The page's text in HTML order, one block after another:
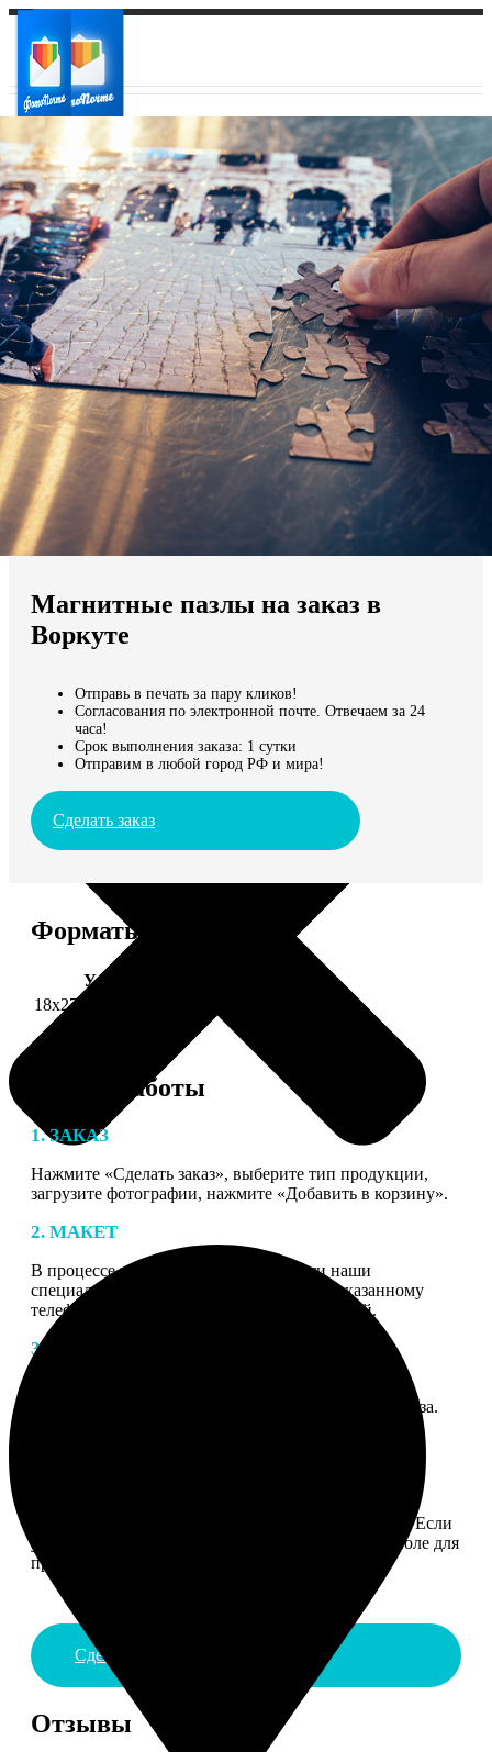
Ваш город:
Ваш регион доставки
Выберите из списка:
Мы доставляем по всему миру
Продолжить без города
Магнитные пазлы на заказ в
Воркуте
Отправь в печать за пару кликов!
Согласования по электронной почте. Отвечаем за 24
часа!
Срок выполнения заказа: 1 сутки
Отправим в любой город РФ и мира!
Сделать заказ
Форматы и цены
Услуга
18х27 см 126 частей
Этапы работы
1. ЗАКАЗ
Нажмите «Сделать заказ», выберите тип продукции,
загрузите фотографии, нажмите «Добавить в корзину».
2. МАКЕТ
В процессе подготовки заказа к печати наши
специалисты могут связаться с Вами по указанному
телефону или email для согласования деталей.
3. ИЗГОТОВЛЕНИЕ
получите подтверждение на email с описанием заказа.
Введите адрес и выберите способ доставки заказа. Если
у вас есть промокод, введите его в специальное поле для
промокода.
Сделать заказ
Отзывы